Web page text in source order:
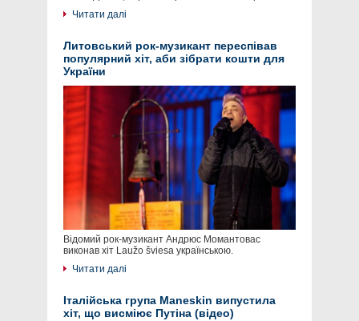
Читати далі
Литовський рок-музикант переспівав
популярний хіт, аби зібрати кошти для
України
Відомий рок-музикант Андрюс Момантовас
виконав хіт Laužo šviesa українською.
Читати далі
Італійська група Maneskin випустила
хіт, що висміює Путіна (відео)